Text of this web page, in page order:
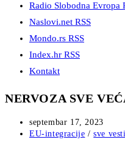
Radio Slobodna Evropa
Naslovi.net RSS
Mondo.rs RSS
Index.hr RSS
Kontakt
NERVOZA SVE
Post
published:
septembar 17, 2023
Post
EU-integracije / sve vesti